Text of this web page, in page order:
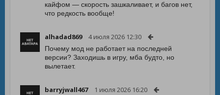
кайфом — скорость зашкаливает, и багов нет,
что редкость вообще!
alhadad869 4 июля 2026 12:30
Почему мод не работает на последней
версии? Заходишь в игру, мба будто, но
вылетает.
barryjwall467 1 июля 2026 16:20